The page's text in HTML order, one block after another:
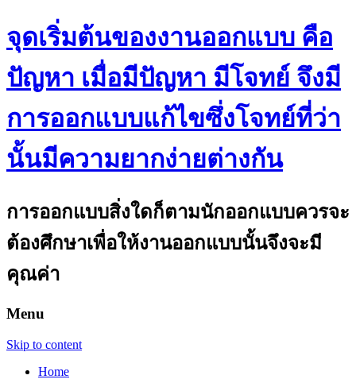
จุดเริ่มต้นของงานออกแบบ คือ
ปัญหา เมื่อมีปัญหา มีโจทย์ จึงมี
การออกแบบแก้ไขซึ่งโจทย์ที่ว่า
นั้นมีความยากง่ายต่างกัน
การออกแบบสิ่งใดก็ตามนักออกแบบควรจะ
ต้องศึกษาเพื่อให้งานออกแบบนั้นจึงจะมี
คุณค่า
Menu
Skip to content
Home